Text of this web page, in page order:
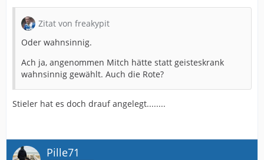
Zitat von freakypit
Oder wahnsinnig.
Ach ja, angenommen Mitch hätte statt geisteskrank
wahnsinnig gewählt. Auch die Rote?
Stieler hat es doch drauf angelegt........
Pille71